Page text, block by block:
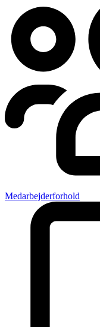
Medarbejderforhold